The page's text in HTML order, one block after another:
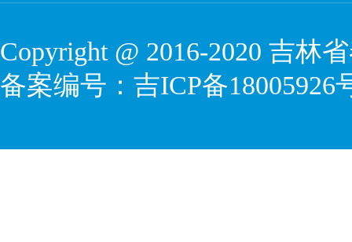
Copyright @ 2016-2020 吉林
备案编号： 吉ICP备18005926